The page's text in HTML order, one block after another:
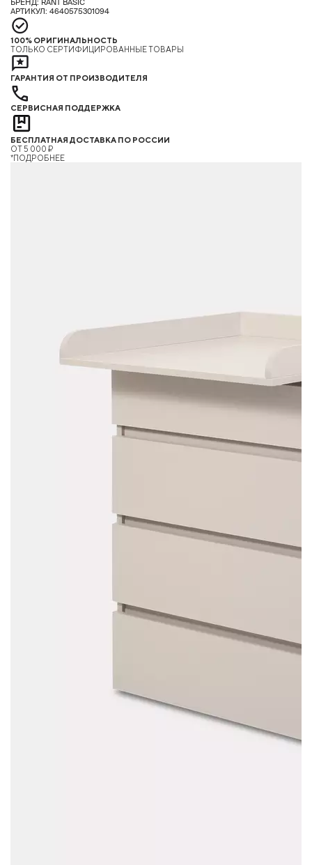
БРЕНД: RANT BASIC
АРТИКУЛ: 4640575301094
100% ОРИГИНАЛЬНОСТЬ
ТОЛЬКО СЕРТИФИЦИРОВАННЫЕ ТОВАРЫ
ГАРАНТИЯ ОТ ПРОИЗВОДИТЕЛЯ
СЕРВИСНАЯ ПОДДЕРЖКА
БЕСПЛАТНАЯ ДОСТАВКА ПО РОССИИ
ОТ 5 000 ₽
*ПОДРОБНЕЕ